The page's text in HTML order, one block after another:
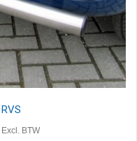
Prijsklasse:
Excl. BTW